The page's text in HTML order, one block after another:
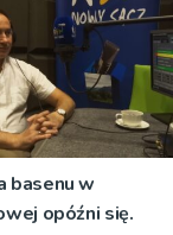
basenu w
opóźni się.